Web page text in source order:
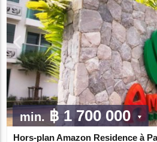
min.฿ 1 700 000
Hors-plan Amazon Residence à